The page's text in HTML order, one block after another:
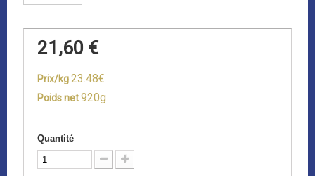
21,60 €
Prix/kg23.48€
Poids net920g
Quantité